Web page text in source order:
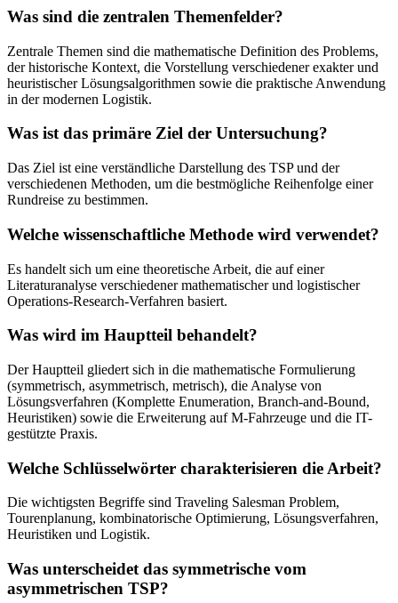
Was sind die zentralen Themenfelder?
Zentrale Themen sind die mathematische Definition des Problems,
der historische Kontext, die Vorstellung verschiedener exakter und
heuristischer Lösungsalgorithmen sowie die praktische Anwendung
in der modernen Logistik.
Was ist das primäre Ziel der Untersuchung?
Das Ziel ist eine verständliche Darstellung des TSP und der
verschiedenen Methoden, um die bestmögliche Reihenfolge einer
Rundreise zu bestimmen.
Welche wissenschaftliche Methode wird verwendet?
Es handelt sich um eine theoretische Arbeit, die auf einer
Literaturanalyse verschiedener mathematischer und logistischer
Operations-Research-Verfahren basiert.
Was wird im Hauptteil behandelt?
Der Hauptteil gliedert sich in die mathematische Formulierung
(symmetrisch, asymmetrisch, metrisch), die Analyse von
Lösungsverfahren (Komplette Enumeration, Branch-and-Bound,
Heuristiken) sowie die Erweiterung auf M-Fahrzeuge und die IT-
gestützte Praxis.
Welche Schlüsselwörter charakterisieren die Arbeit?
Die wichtigsten Begriffe sind Traveling Salesman Problem,
Tourenplanung, kombinatorische Optimierung, Lösungsverfahren,
Heuristiken und Logistik.
Was unterscheidet das symmetrische vom
asymmetrischen TSP?